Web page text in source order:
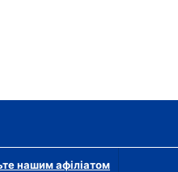
нашим афіліатом